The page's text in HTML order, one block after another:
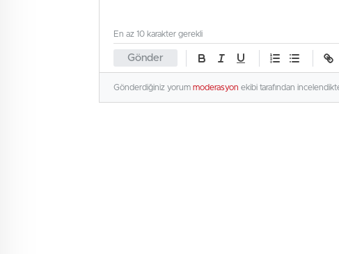
Gönder
En az 10 karakter gerekli
Gönderdiğiniz yorum moderasyon ekibi tarafından